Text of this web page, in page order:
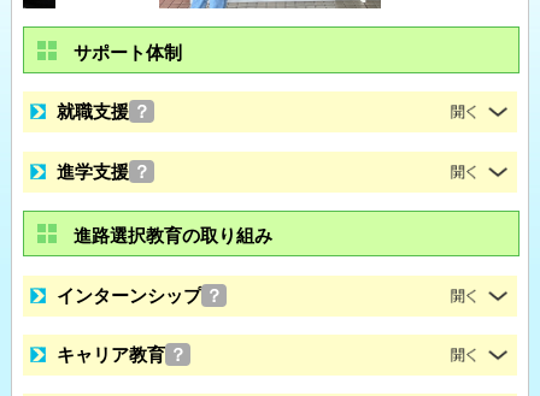
サポート体制
就職支援 ？
進学支援 ？
進路選択教育の取り組み
インターンシップ ？
キャリア教育 ？